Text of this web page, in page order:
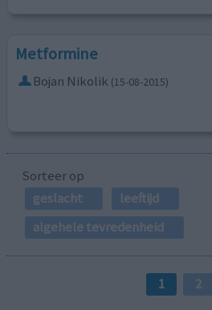
Metformine
Bojan Nikolik (15-08-2015)
Sorteer op
geslacht
leeftijd
algehele tevredenheid
1 2